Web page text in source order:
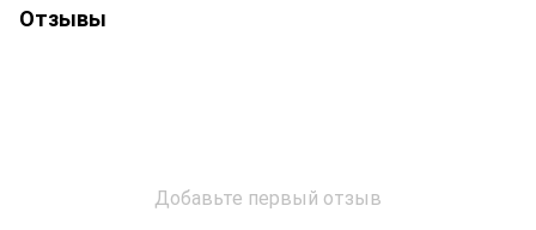
Отзывы
Добавьте первый отзыв